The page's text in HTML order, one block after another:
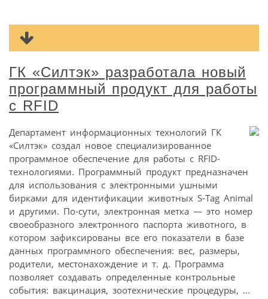
ГК «Силтэк» разработала новый
программный продукт для работы
с RFID
Департамент информационных технологий ГК
«Силтэк» создал новое специализированное
программное обеспечение для работы с RFID-
технологиями. Программный продукт предназначен
для использования с электронными ушными
бирками для идентификации животных S-Tag Animal
и другими. По-сути, электронная метка — это номер
своеобразного электронного паспорта животного, в
котором зафиксированы все его показатели в базе
данных программного обеспечения: вес, размеры,
родители, местонахождение и т. д. Программа
позволяет создавать определенные контрольные
события: вакцинация, зоотехнические процедуры, ...